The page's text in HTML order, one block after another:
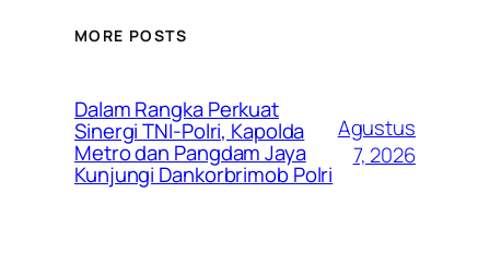
MORE POSTS
Dalam Rangka Perkuat
Sinergi TNI-Polri, Kapolda
Metro dan Pangdam Jaya
Kunjungi Dankorbrimob Polri
Agustus
7, 2026